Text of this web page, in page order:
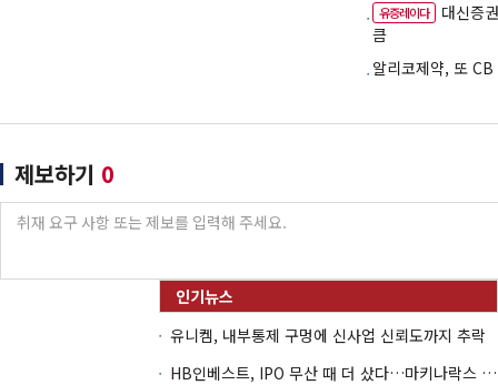
유증레이다
대신증
큼
알리코제약, 또
제보하기 0
유니켐, 내부통제 구멍에 신사업 신뢰도까지 추락
HB인베스트, IPO 무산 때 더 샀다…마키나락스 투자 2.7배 회수